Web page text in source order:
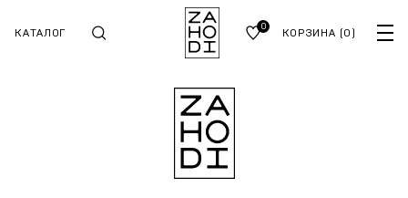
КАТАЛОГ
0
КОРЗИНА (0)